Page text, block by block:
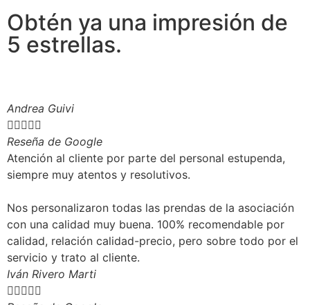
Obtén ya una impresión de
5 estrellas.
Andrea Guivi

Reseña de Google
Atención al cliente por parte del personal estupenda,
siempre muy atentos y resolutivos.
Nos personalizaron todas las prendas de la asociación
con una calidad muy buena. 100% recomendable por
calidad, relación calidad-precio, pero sobre todo por el
servicio y trato al cliente.
Iván Rivero Marti
